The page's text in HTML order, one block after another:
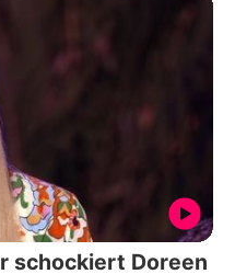
schockiert Doreen